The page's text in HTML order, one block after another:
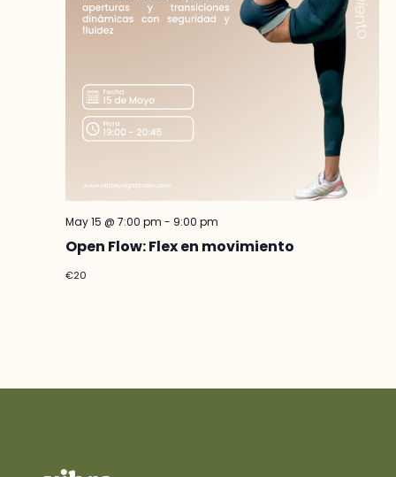
May 15 @ 7:00 pm - 9:00 pm
Open Flow: Flex en movimiento
€20